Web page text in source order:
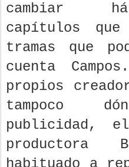
cambiar
capítulos que
tramas que
cuenta
propios
tampoco
publicidad,
productora